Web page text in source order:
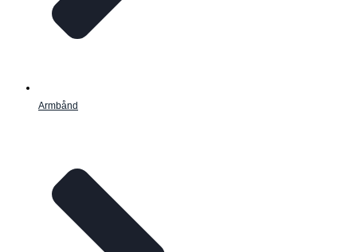
Armbånd